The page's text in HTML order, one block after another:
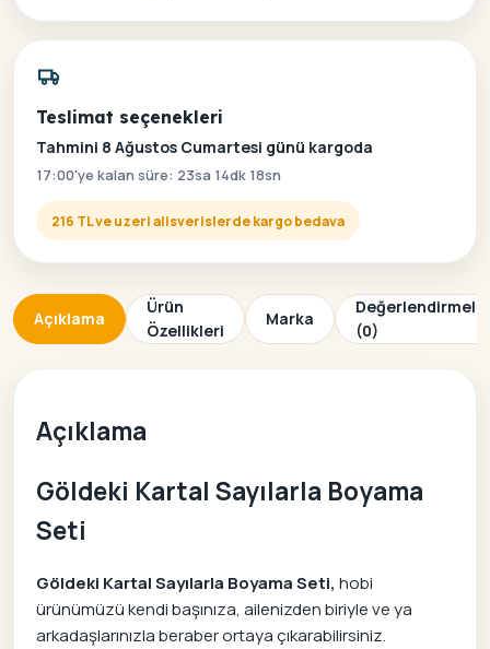
Teslimat seçenekleri
Tahmini 8 Ağustos Cumartesi günü kargoda
17:00'ye kalan süre: 23sa 14dk 18sn
216 TL ve uzeri alisverislerde kargo bedava
Açıklama
Ürün
Özellikleri
Marka
(0)
Açıklama
Göldeki Kartal Sayılarla Boyama
Seti
Göldeki Kartal Sayılarla Boyama Seti, hobi
ürünümüzü kendi başınıza, ailenizden biriyle ve ya
arkadaşlarınızla beraber ortaya çıkarabilirsiniz.